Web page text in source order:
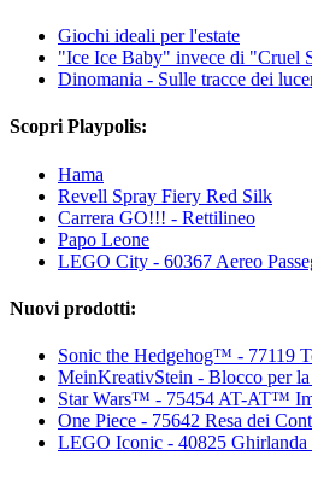
Giochi ideali per l'estate
"Ice Ice Baby" invece di "Cruel
Dinomania - Sulle tracce dei
Scopri Playpolis:
Hama
Revell Spray Fiery Red Silk
Carrera GO!!! - Rettilineo
Papo Leone
LEGO City - 60367 Aereo
Nuovi prodotti:
Sonic the Hedgehog™ - 77119
MeinKreativStein - Blocco per
Star Wars™ - 75454 AT-AT™
One Piece - 75642 Resa dei
LEGO Iconic - 40825 Ghirlanda